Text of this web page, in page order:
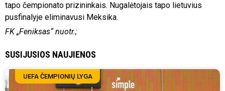
tapo čempionato prizininkais. Nugalėtojais tapo lietuvius
pusfinalyje eliminavusi Meksika.
FK „Feniksas“ nuotr.;
SUSIJUSIOS NAUJIENOS
UEFA ČEMPIONIŲ LYGA